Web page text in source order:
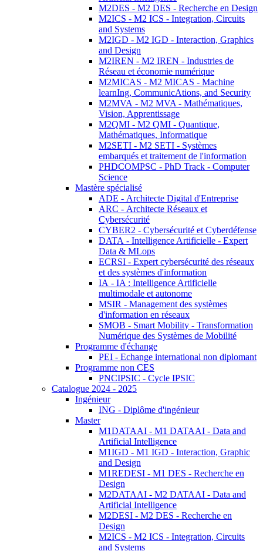
M2DES - M2 DES - Recherche en Design
M2ICS - M2 ICS - Integration, Circuits
and Systems
M2IGD - M2 IGD - Interaction, Graphics
and Design
M2IREN - M2 IREN - Industries de
Réseau et économie numérique
M2MICAS - M2 MICAS - Machine
learnIng, CommunicAtions, and Security
M2MVA - M2 MVA - Mathématiques,
Vision, Apprentissage
M2QMI - M2 QMI - Quantique,
Mathématiques, Informatique
M2SETI - M2 SETI - Systèmes
embarqués et traitement de l'information
PHDCOMPSC - PhD Track - Computer
Science
Mastère spécialisé
ADE - Architecte Digital d'Entreprise
ARC - Architecte Réseaux et
Cybersécurité
CYBER2 - Cybersécurité et Cyberdéfense
DATA - Intelligence Artificielle - Expert
Data & MLops
ECRSI - Expert cybersécurité des réseaux
et des systèmes d'information
IA - IA : Intelligence Artificielle
multimodale et autonome
MSIR - Management des systèmes
d'information en réseaux
SMOB - Smart Mobility - Transformation
Numérique des Systèmes de Mobilité
Programme d'échange
PEI - Echange international non diplomant
Programme non CES
PNCIPSIC - Cycle IPSIC
Catalogue 2024 - 2025
Ingénieur
ING - Diplôme d'ingénieur
Master
M1DATAAI - M1 DATAAI - Data and
Artificial Intelligence
M1IGD - M1 IGD - Interaction, Graphic
and Design
M1REDESI - M1 DES - Recherche en
Design
M2DATAAI - M2 DATAAI - Data and
Artificial Intelligence
M2DESI - M2 DES - Recherche en
Design
M2ICS - M2 ICS - Integration, Circuits
and Systems